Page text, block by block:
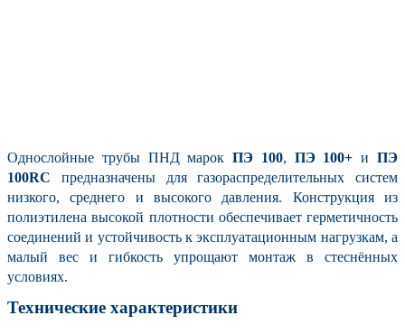
Однослойные трубы ПНД марокПЭ 100, ПЭ 100+ иПЭ
100RC предназначены для газораспределительных систем
низкого, среднего и высокого давления. Конструкция из
полиэтилена высокой плотности обеспечивает герметичность
соединений и устойчивость к эксплуатационным нагрузкам, а
малый вес и гибкость упрощают монтаж в стеснённых
условиях.
Технические характеристики